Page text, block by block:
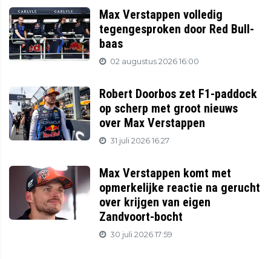
Max Verstappen volledig
tegengesproken door Red Bull-
baas
02 augustus 2026 16:00
Robert Doorbos zet F1-paddock
op scherp met groot nieuws
over Max Verstappen
31 juli 2026 16:27
Max Verstappen komt met
opmerkelijke reactie na gerucht
over krijgen van eigen
Zandvoort-bocht
30 juli 2026 17:59